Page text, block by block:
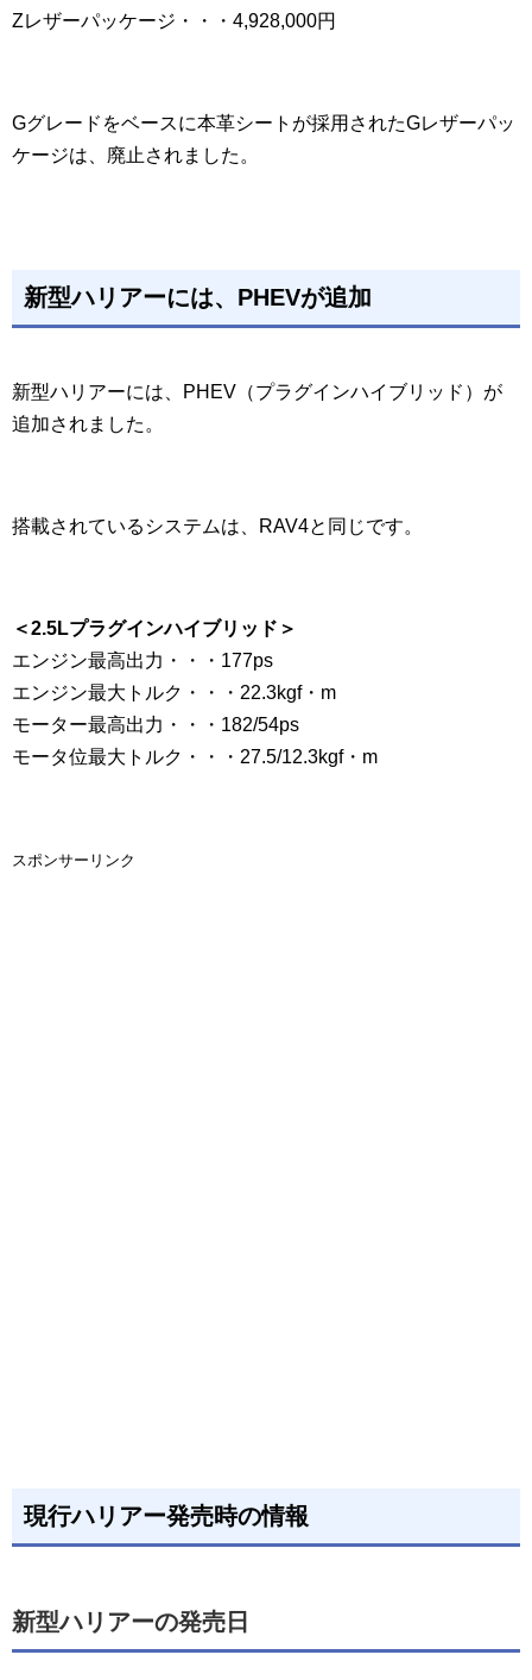
Zレザーパッケージ・・・4,928,000円
Gグレードをベースに本革シートが採用されたGレザーパッ
ケージは、廃止されました。
新型ハリアーには、PHEVが追加
新型ハリアーには、PHEV（プラグインハイブリッド）が
追加されました。
搭載されているシステムは、RAV4と同じです。
＜2.5Lプラグインハイブリッド＞
エンジン最高出力・・・177ps
エンジン最大トルク・・・22.3kgf・m
モーター最高出力・・・182/54ps
モータ位最大トルク・・・27.5/12.3kgf・m
スポンサーリンク
現行ハリアー発売時の情報
新型ハリアーの発売日